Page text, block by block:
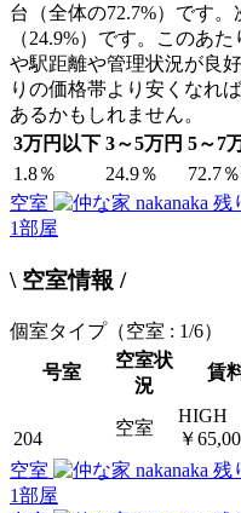
台（全体の72.7%）です
（24.9%）です。このあ
や駅距離や管理状況が良
りの価格帯より安くなれ
あるかもしれません。
3万円以下 3～5万円 5～7
1.8％
24.9％ 72.7％
空室
残
1部屋
\ 空室情報 /
個室タイプ（空室 : 1/6）
号室
空室状
況
賃
204
空室
HIGH
￥
空室
残
1部屋